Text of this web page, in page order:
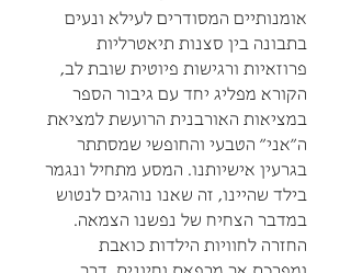
אומנותיים המסודרים לעילא ונעים
בתבונה בין סצנות תיאטרליות
פרוזאיות ורגישות פיוטית שובת לב,
הקורא מפליג יחד עם גיבור הספר
במציאות האורבנית הרועשת למציאת
ה"אני" הטבעי והחופשי שמסתתר
בגרעין אישיותנו. המסע מתחיל ונגמר
בילד שהיינו, זה שאנו נוהגים לנטוש
במדבר הצחיח של נפשנו הצמאה.
החזרה לחוויות הילדות כואבת